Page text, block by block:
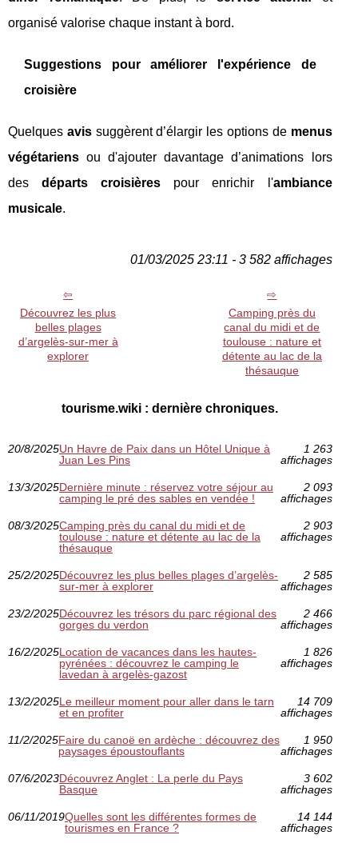
organisé valorise chaque instant à bord.
Suggestions pour améliorer l'expérience de
croisière
Quelques avissuggèrent d’élargir les options de menus
végétariens ou d'ajouter davantage d’animations lors
desdéparts croisières pour enrichir l'ambiance
musicale.
01/03/2025 23:11 - 3 582 affichages
Découvrez les plus
belles plages
d’argelès-sur-mer à
explorer
Camping près du
canal du midi et de
toulouse : nature et
détente au lac de la
thésauque
tourisme.wiki : dernière chroniques.
20/8/2025Un Havre de Paix dans un Hôtel Unique à
Juan Les Pins
1 263
affichages
13/3/2025Dernière minute : réservez votre séjour au
camping le pré des sables en vendée !
2 093
affichages
08/3/2025Camping près du canal du midi et de
toulouse : nature et détente au lac de la
thésauque
2 903
affichages
25/2/2025Découvrez les plus belles plages d’argelès-
sur-mer à explorer
2 585
affichages
23/2/2025Découvrez les trésors du parc régional des
gorges du verdon
2 466
affichages
16/2/2025Location de vacances dans les hautes-
pyrénées : découvrez le camping le
lavedan à argelès-gazost
1 826
affichages
13/2/2025Le meilleur moment pour aller dans le tarn
et en profiter
14 709
affichages
11/2/2025Faire du canoë en ardèche : découvrez des
paysages époustouflants
1 950
affichages
07/6/2023Découvrez Anglet : La perle du Pays
Basque
3 602
affichages
06/11/2019Quelles sont les différentes formes de
tourismes en France ?
14 144
affichages